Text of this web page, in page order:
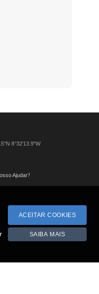
8°32'13.9"W
Ajudar?
ACEITAR COOKIES
SAIBA MAIS